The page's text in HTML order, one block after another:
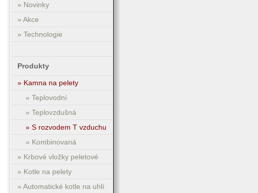
» Novinky
» Akce
» Technologie
Produkty
» Kamna na pelety
» Teplovodní
» Teplovzdušná
» S rozvodem T vzduchu
» Kombinovaná
» Krbové vložky peletové
» Kotle na pelety
» Automatické kotle na uhlí